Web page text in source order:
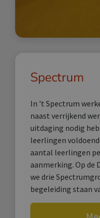
Spectrum
In 't Spectrum
naast verrijkend
uitdaging nodig
leerlingen
aantal leerlingen
aanmerking. Op de
we drie
begeleiding staan